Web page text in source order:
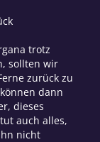
trotz
sollten wir
zurück zu
dann
dieses
auch alles,
nicht